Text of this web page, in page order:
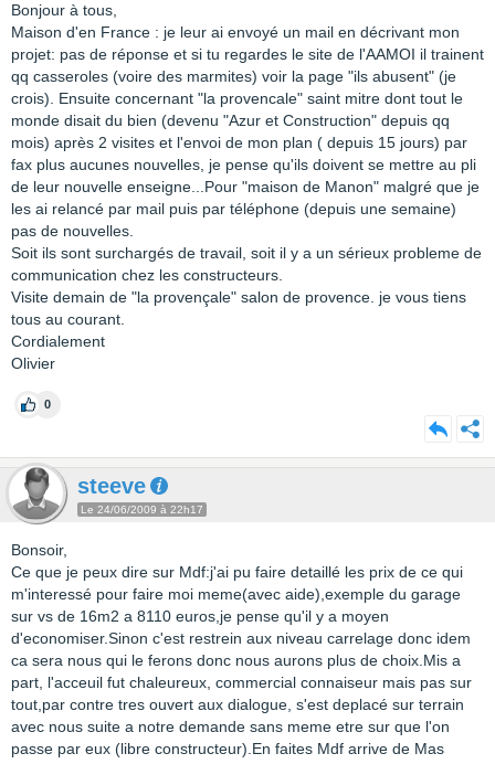
Bonjour à tous,
Maison d'en France : je leur ai envoyé un mail en décrivant mon
projet: pas de réponse et si tu regardes le site de l'AAMOI il trainent
qq casseroles (voire des marmites) voir la page "ils abusent" (je
crois). Ensuite concernant "la provencale" saint mitre dont tout le
monde disait du bien (devenu "Azur et Construction" depuis qq
mois) après 2 visites et l'envoi de mon plan ( depuis 15 jours) par
fax plus aucunes nouvelles, je pense qu'ils doivent se mettre au pli
de leur nouvelle enseigne...Pour "maison de Manon" malgré que je
les ai relancé par mail puis par téléphone (depuis une semaine)
pas de nouvelles.
Soit ils sont surchargés de travail, soit il y a un sérieux probleme de
communication chez les constructeurs.
Visite demain de "la provençale" salon de provence. je vous tiens
tous au courant.
Cordialement
Olivier
0
steeve
Le 24/06/2009 à 22h17
Bonsoir,
Ce que je peux dire sur Mdf:j'ai pu faire detaillé les prix de ce qui
m'interessé pour faire moi meme(avec aide),exemple du garage
sur vs de 16m2 a 8110 euros,je pense qu'il y a moyen
d'economiser.Sinon c'est restrein aux niveau carrelage donc idem
ca sera nous qui le ferons donc nous aurons plus de choix.Mis a
part, l'acceuil fut chaleureux, commercial connaiseur mais pas sur
tout,par contre tres ouvert aux dialogue, s'est deplacé sur terrain
avec nous suite a notre demande sans meme etre sur que l'on
passe par eux (libre constructeur).En faites Mdf arrive de Mas